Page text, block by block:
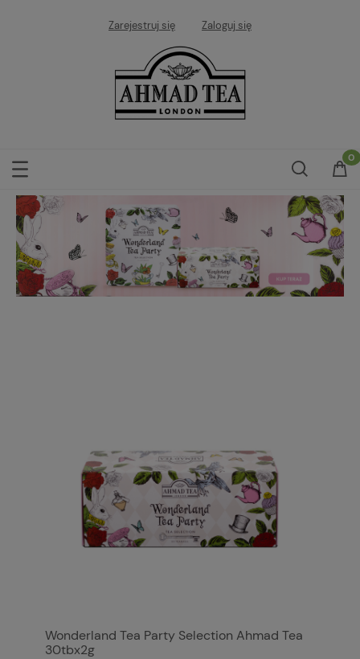
Zarejestruj się Zaloguj się
Wonderland Tea Party Selection Ahmad Tea
30tbx2g